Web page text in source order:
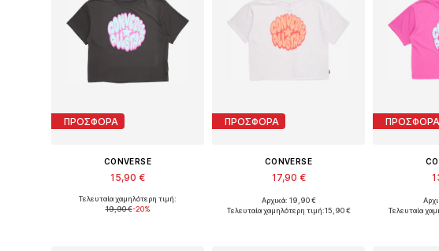
ΠΡΟΣΦΟΡΑ
CONVERSE
15,90 €
Τελευταία χαμηλότερη τιμή:
19,90 €-20%
ΠΡΟΣΦΟΡΑ
CONVERSE
17,90 €
Αρχικά: 19,90 €
Τελευταία χαμηλότερη τιμή:15,90 €
ΠΡΟΣΦΟΡΑ
Τελευταία